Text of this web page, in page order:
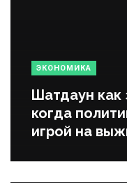
ЭКОНОМИКА
Шатдаун как
когда
игрой на